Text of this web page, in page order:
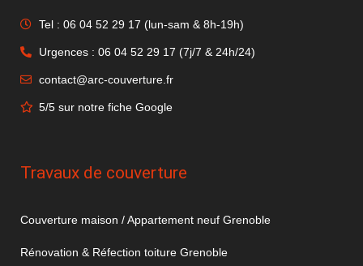
Tel : 06 04 52 29 17 (lun-sam & 8h-19h)
Urgences : 06 04 52 29 17 (7j/7 & 24h/24)
contact@arc-couverture.fr
5/5 sur notre fiche Google
Travaux de couverture
Couverture maison / Appartement neuf Grenoble
Rénovation & Réfection toiture Grenoble